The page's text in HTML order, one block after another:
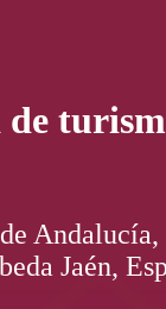
Andalucía,
Jaén,